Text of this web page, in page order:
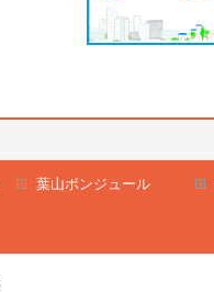
葉山ボンジュール